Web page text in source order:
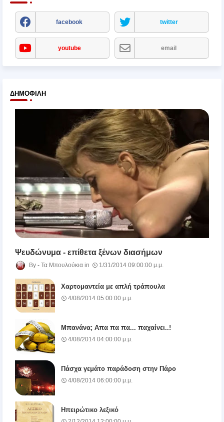
facebook twitter
youtube email
ΔΗΜΟΦΙΛΉ
Ψευδώνυμα - επίθετα ξένων διασήμων
Τα Μπουλούκια 1/31/2014 09:00:00 μ.μ.
Χαρτομαντεία με απλή τράπουλα
4/08/2014 05:00:00 μ.μ.
Μπανάνα; Απα πα πα... παχαίνει..!
4/08/2014 04:00:00 μ.μ.
Πάσχα γεμάτο παράδοση στην Πάρο
4/08/2014 06:00:00 μ.μ.
Ηπειρώτικο λεξικό